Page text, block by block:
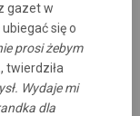
gazet w
się o
prosi żebym
twierdziła
Wydaje mi
dla